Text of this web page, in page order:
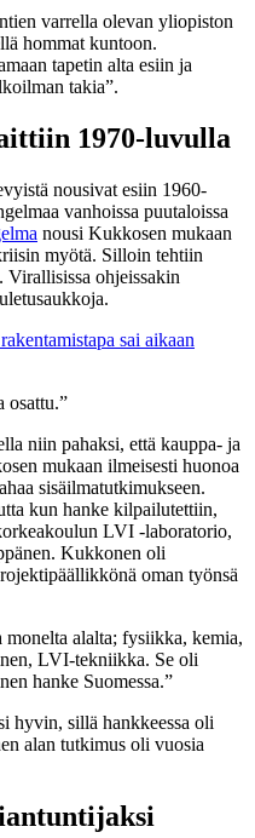
varrella olevan yliopiston
hommat kuntoon.
tapetin alta esiin ja
takia”.
1970-luvulla
nousivat esiin 1960-
vanhoissa puutaloissa
nousi Kukkosen mukaan
myötä. Silloin tehtiin
Virallisissa ohjeissakin
sai aikaan
osattu.”
niin pahaksi, että kauppa- ja
mukaan ilmeisesti huonoa
sisäilmatutkimukseen.
kun hanke kilpailutettiin,
LVI -laboratorio,
Kukkonen oli
oman työnsä
monelta alalta; fysiikka, kemia,
LVI-tekniikka. Se oli
hanke Suomessa.”
hyvin, sillä hankkeessa oli
alan tutkimus oli vuosia